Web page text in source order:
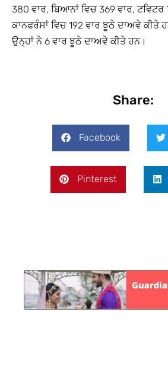
380 ਵਾਰ, ਬਿਆਨਾਂ ਵਿਚ 369 ਵਾਰ,
ਕਾਨਫਰੰਸਾਂ ਵਿਚ 192 ਵਾਰ ਝੂਠੇ ਦਾਅਵੇ ਕੀਤੇ
ਉਨ੍ਹਾਂ ਨੇ 6 ਵਾਰ ਝੂਠੇ ਦਾਅਵੇ ਕੀਤੇ ਹਨ।
Share:
Facebook
Pinterest